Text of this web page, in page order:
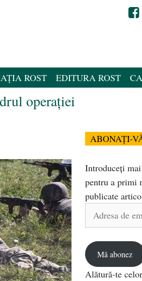
ROST EDITURA ROST
operației
ABONAȚI-
Introduceți
pentru a primi
publicate
Adresa
Mă abonez
Alătură-te